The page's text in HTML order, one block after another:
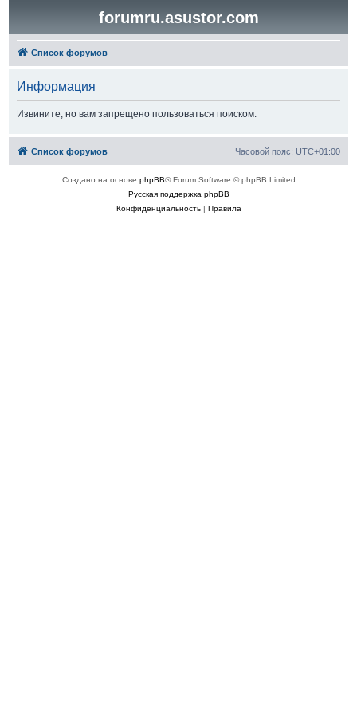
forumru.asustor.com
Список форумов
Информация
Извините, но вам запрещено пользоваться поиском.
Список форумов Часовой пояс: UTC+01:00
Создано на основе phpBB® Forum Software © phpBB Limited
Русская поддержка phpBB
Конфиденциальность| Правила